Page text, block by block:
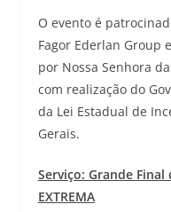
O evento é
Fagor Ederlan Group
por Nossa Senhora
com realização do
da Lei Estadual de
Gerais.
Serviço: Grande Final
EXTREMA